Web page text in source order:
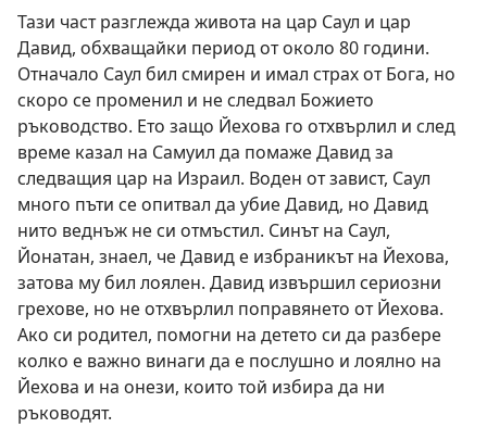
Тази част разглежда живота на цар Саул и цар
Давид, обхващайки период от около 80 години.
Отначало Саул бил смирен и имал страх от Бога, но
скоро се променил и не следвал Божието
ръководство. Ето защо Йехова го отхвърлил и след
време казал на Самуил да помаже Давид за
следващия цар на Израил. Воден от завист, Саул
много пъти се опитвал да убие Давид, но Давид
нито веднъж не си отмъстил. Синът на Саул,
Йонатан, знаел, че Давид е избраникът на Йехова,
затова му бил лоялен. Давид извършил сериозни
грехове, но не отхвърлил поправянето от Йехова.
Ако си родител, помогни на детето си да разбере
колко е важно винаги да е послушно и лоялно на
Йехова и на онези, които той избира да ни
ръководят.